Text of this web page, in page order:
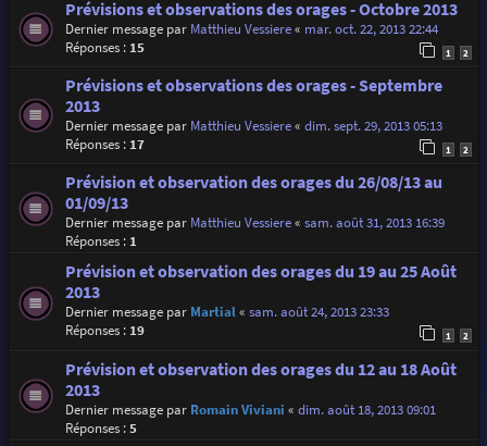
Prévisions et observations des orages - Octobre 2013
Dernier message par Matthieu Vessiere« mar. oct. 22, 2013 22:44
Réponses : 15 1 2
Prévisions et observations des orages - Septembre
2013
Dernier message par Matthieu Vessiere« dim. sept. 29, 2013 05:13
Réponses : 17 1 2
Prévision et observation des orages du 26/08/13 au
01/09/13
Dernier message par Matthieu Vessiere« sam. août 31, 2013 16:39
Réponses : 1
Prévision et observation des orages du 19 au 25 Août
2013
Dernier message par Martial« sam. août 24, 2013 23:33
Réponses : 19 1 2
Prévision et observation des orages du 12 au 18 Août
2013
Dernier message par Romain Viviani « dim. août 18, 2013 09:01
Réponses :5